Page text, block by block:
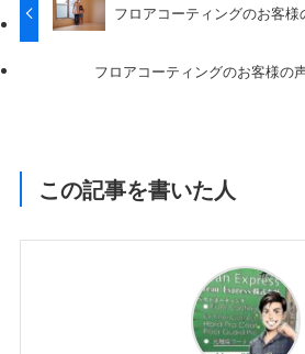
フロアコーティングのお客様
フロアコーティングのお客様の
この記事を書いた人